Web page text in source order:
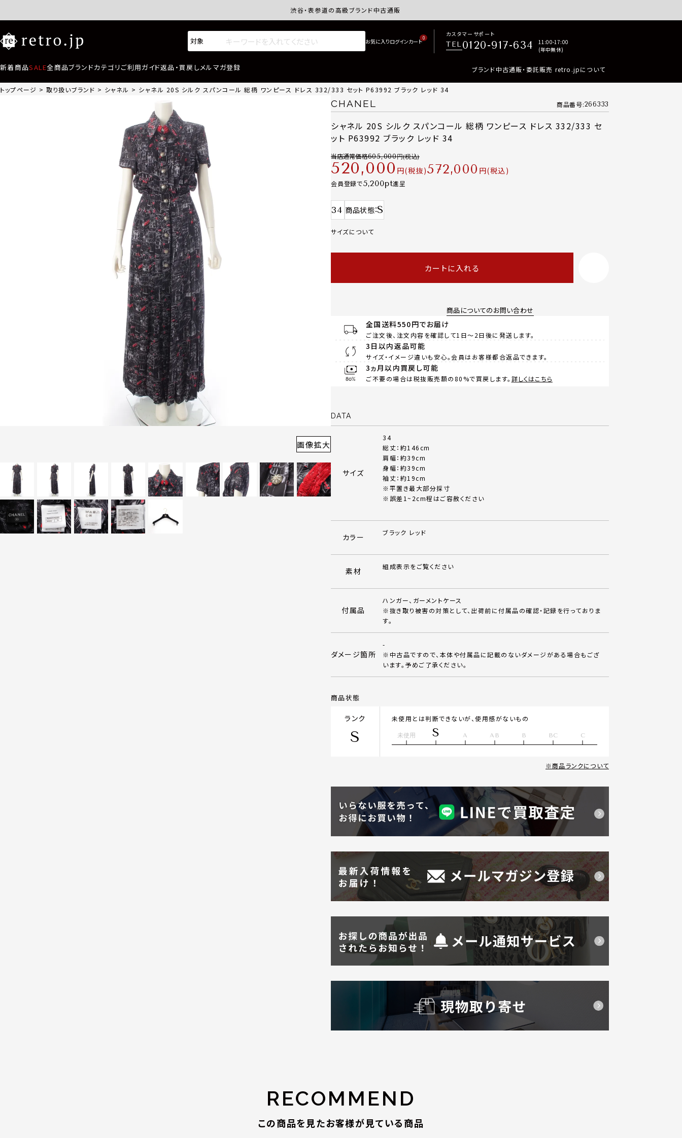
渋谷・表参道の高級ブランド中古通販サイトretro.jp商品はすべて正規品保証・返品可能（返品NG記載品を除く）
0
カスタマーサポート
TEL0120-917-634
11:00-17:00
(年中無休)
新着商品SALE全商品ブランドカテゴリ ご利用ガイド返品・買戻しメルマガ登録 ブランド中古通販・委託販売 retro.jpについて
トップページ 取り扱いブランド シャネル シャネル 20S シルク スパンコール 総柄 ワンピース ドレス 332/333 セット P63992 ブラック レッド 34
画像拡大
CHANEL 商品番号 266333
シャネル 20S シルク スパンコール 総柄 ワンピース ドレス 332/333 セ
ット P63992 ブラック レッド 34
当店通常価格605,000
520,000 税抜 572,000 税込
会員登録で5,200 進呈
34 商品状態 S
サイズについて
カートに入れる
商品についてのお問い合わせ
全国送料550円でお届け
ご注文後、注文内容を確認して1日～2日後に発送します。
3日以内返品可能
サイズ・イメージ違いも安心。会員はお客様都合返品できます。
3ヵ月以内買戻し可能
ご不要の場合は税抜販売額の80%で買戻します。 詳しくはこちら
DATA
サイズ
34
総丈：約146cm
肩幅：約39cm
身幅：約39cm
袖丈：約19cm
※平置き最大部分採寸
※誤差1~2cm程はご容赦ください
カラー ブラック レッド
素材 組成表示をご覧ください
付属品
ハンガー、ガーメントケース
※抜き取り被害の対策として、出荷前に付属品の確認・記録を行っておりま
す。
ダメージ箇所
-
※中古品ですので、本体や付属品に記載のないダメージがある場合もござ
います。予めご了承ください。
商品状態
ランク
S
未使用とは判断できないが、使用感がないもの
未使用 S A AB B BC C
商品ランクについて
RECOMMEND
この商品を見たお客様が見ている商品